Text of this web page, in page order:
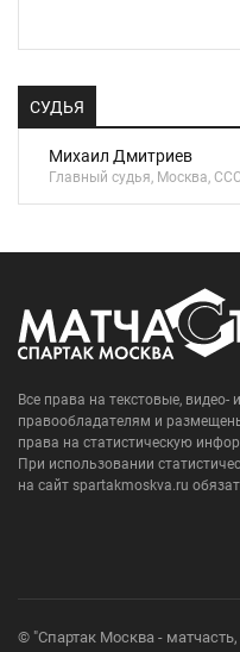
СУДЬЯ
Михаил Дмитриев
Главный судья, Москва,
Все права на текстовые,
правообладателям и
права на статистическую
При использовании
на сайт spartakmoskva.ru
© "Спартак Москва - матчасть,